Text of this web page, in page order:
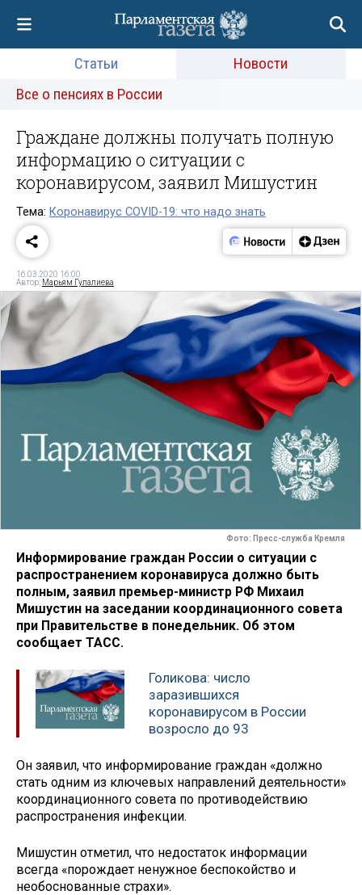
Статьи
Новости
Все о пенсиях в России
Граждане должны получать полную
информацию о ситуации с
коронавирусом, заявил Мишустин
Тема: Коронавирус COVID-19: что надо знать
16.03.2020 16:00
Автор: Марьям Гулалиева
Фото: Пресс-служба Кремля
Информирование граждан России о ситуации с
распространением коронавируса должно быть
полным, заявил премьер-министр РФ Михаил
Мишустин на заседании координационного совета
при Правительстве в понедельник. Об этом
сообщает ТАСС.
Голикова: число
заразившихся
коронавирусом в России
возросло до 93
Он заявил, что информирование граждан «должно
стать одним из ключевых направлений деятельности»
координационного совета по противодействию
распространения инфекции.
Мишустин отметил, что недостаток информации
всегда «порождает ненужное беспокойство и
необоснованные страхи».